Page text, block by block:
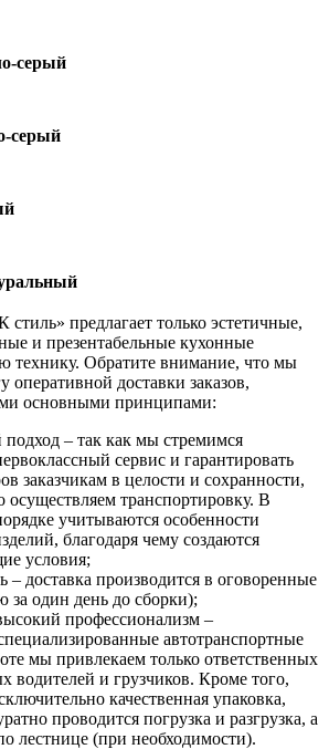
серый
серый
предлагает только эстетичные,
и презентабельные кухонные
технику. Обратите внимание, что мы
оперативной доставки заказов,
основными принципами:
подход – так как мы стремимся
сервис и гарантировать
заказчикам в целости и сохранности,
осуществляем транспортировку. В
учитываются особенности
благодаря чему создаются
условия;
– доставка производится в оговоренные
за один день до сборки);
профессионализм –
автотранспортные
мы привлекаем только ответственных
водителей и грузчиков. Кроме того,
качественная упаковка,
проводится погрузка и разгрузка, а
лестнице (при необходимости).